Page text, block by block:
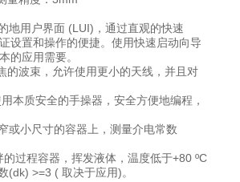
地用户界面 (LUI)，通过直观的快速
设置和操作的便捷。使用快速启动向导
的应用需要。
的波束，允许使用更小的天线，并且对
本质安全的手操器，安全方便地编程，
或小尺寸的容器上，测量介电常数
过程容器，挥发液体，温度低于+80 ºC
(dk) >=3 ( 取决于应用)。